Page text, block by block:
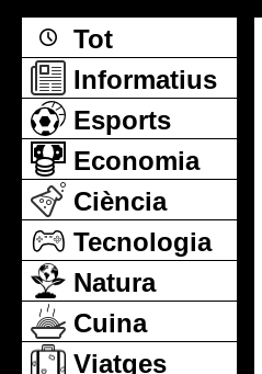
Tot
Informatius
Esports
Economia
Ciència
Tecnologia
Natura
Cuina
Viatges